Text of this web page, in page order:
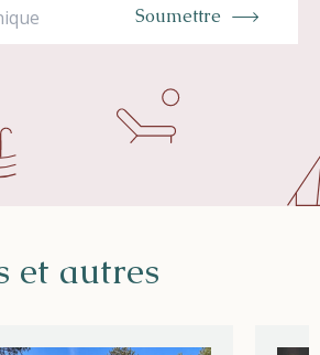
Soumettre
et autres